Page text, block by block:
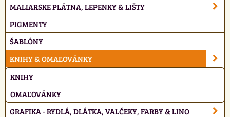
MALIARSKE PLÁTNA, LEPENKY & LIŠTY
PIGMENTY
ŠABLÓNY
KNIHY & OMAĽOVÁNKY
KNIHY
OMAĽOVÁNKY
GRAFIKA - RYDLÁ, DLÁTKA, VALČEKY, FARBY & LINO